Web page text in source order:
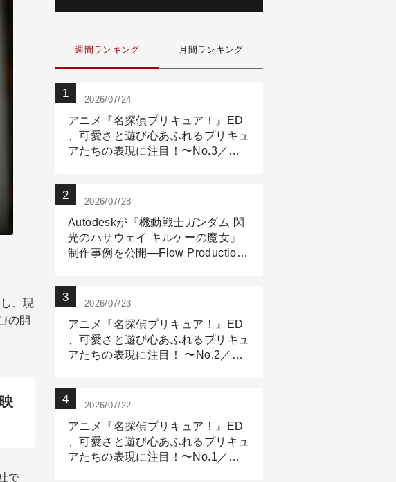
、現
の開
で
週間ランキング 月間ランキング
2026/07/24
アニメ『名探偵プリキュア！』ED
、可愛さと遊び心あふれるプリキュ
アたちの表現に注目！〜No.3／ア
2026/07/28
Autodeskが『機動戦士ガンダム 閃
光のハサウェイ キルケーの魔女』
制作事例を公開―Flow Production
2026/07/23
アニメ『名探偵プリキュア！』ED
、可愛さと遊び心あふれるプリキュ
アたちの表現に注目！ 〜No.2／モ
2026/07/22
アニメ『名探偵プリキュア！』ED
、可愛さと遊び心あふれるプリキュ
アたちの表現に注目！〜No.1／演